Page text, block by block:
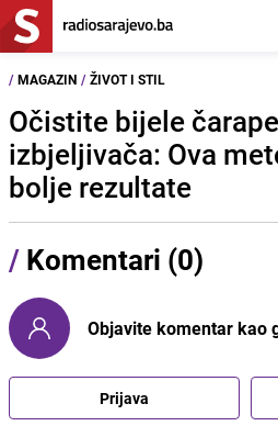
/ MAGAZIN / ŽIVOT I STIL
Očistite bijele
izbjeljivača: Ova
bolje rezultate
/ Komentari (0)
Objavite komentar kao
Prijava